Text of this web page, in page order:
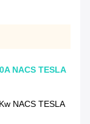
NACS TESLA
NACS TESLA